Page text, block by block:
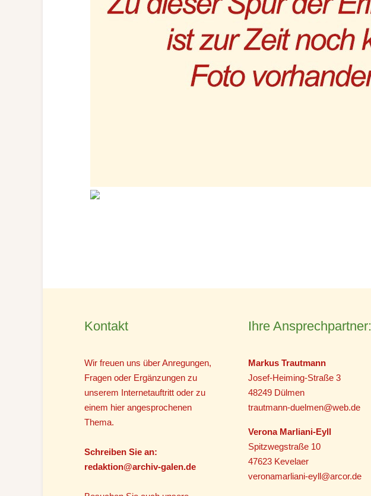
Kontakt
Wir freuen uns über Anregungen,
Fragen oder Ergänzungen zu
unserem Internetauftritt oder zu
einem hier angesprochenen
Thema.
Schreiben Sie an:
redaktion@archiv-galen.de
Ihre Ansprechpartner:
Markus Trautmann
Josef-Heiming-Straße 3
48249 Dülmen
trautmann-duelmen@web.de
Verona Marliani-Eyll
Spitzwegstraße 10
47623 Kevelaer
veronamarliani-eyll@arcor.de